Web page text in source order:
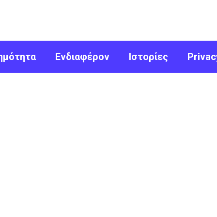
Ενδιαφέρον Ιστορίες